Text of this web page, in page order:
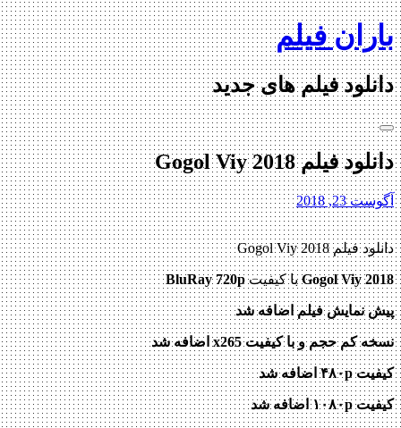
Skip
to
content
باران فیلم
دانلود فیلم های جدید
دانلود فیلم Gogol Viy 2018
آگوست 23, 2018
دانلود فیلم Gogol Viy 2018
Gogol Viy 2018 با کیفیتBluRay 720p
پیش نمایش فیلم اضافه شد
نسخه کم حجم و با کیفیت x265 اضافه شد
کیفیت ۴۸۰p اضافه شد
کیفیت ۱۰۸۰p اضافه شد